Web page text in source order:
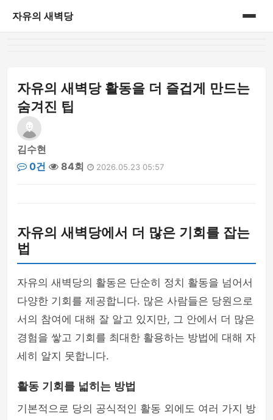
자유의 새벽당
자유의 새벽당 활동을 더 즐겁게 만드는
숨겨진 팁
김수현
0건
84회 2026.05.23 05:57
자유의 새벽당에서 더 많은 기회를 잡는
법
자유의 새벽당의 활동은 단순히 정치 활동을 넘어서
다양한 기회를 제공합니다. 많은 사람들은 당원으로
서의 참여에 대해 잘 알고 있지만, 그 안에서 더 많은
경험을 쌓고 기회를 최대한 활용하는 방법에 대해 자
세히 알지 못합니다.
활동 기회를 넓히는 방법
기본적으로 당의 공식적인 활동 외에도 여러 가지 방